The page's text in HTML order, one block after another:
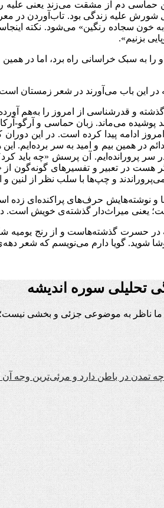
دم از مشقت می‌زند یعنی علیه
شورش علیه زندگی بود. تاب‌آوردن در
«به خون سجاده رنگین» می‌شود. نکته
بزنیم».
را به سبک خراسانی راه برد، اما در
در این باب می‌آورند در شعر زمستان
و قدرشناسی از امروز را به‌هم
پوشیده می‌ماند. زبان حماسی و آرگو-
امروز ادامه پیدا کرده است. در این
دائم در همین بیم و امید به سر
سر پرورانده‌ایم. آن پرسش «چه باید
اگر هست در تعبیر و تفسیرهای گونه‌گون
و چپ‌ها با سلب نظر از لنین و
و نوشته‌هایش حرف‌های پراکنده‌ای زده
یعنی میراث‌دار گذشته‌ی خویش است.
در حسرت گذشته‌هاست و از رنج یومیه
می‌نویسم که شعر دهه‌ی چهل و پنجاه اخوان، خبر از انقلاب 57 می‌داد.
تحلیلی سوره اندیشه
ناظر به موضوعی جزئی و بخشی
تمدن در باطن دارد و مرئی‌ترین وجه